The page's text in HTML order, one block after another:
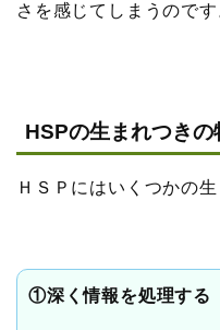
さを感じてしまうのです
HSPの生まれつきの
ＨＳＰにはいくつかの
①深く情報を処理する